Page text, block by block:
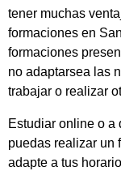
tener muchas
formaciones en
formaciones
no adaptarsea las
trabajar o realizar
Estudiar online o a
puedas realizar un
adapte a tus